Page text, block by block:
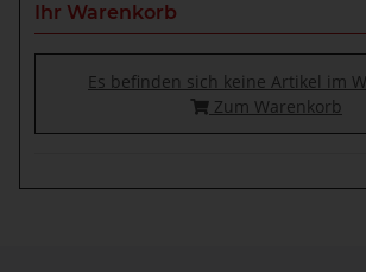
Ihr Warenkorb
Es befinden sich keine Artikel im
Zum Warenkorb